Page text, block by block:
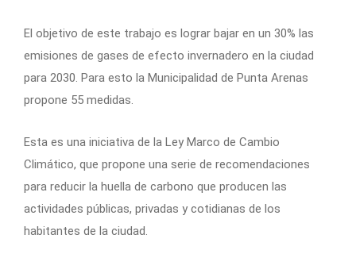
El objetivo de este trabajo es lograr bajar en un 30% las
emisiones de gases de efecto invernadero en la ciudad
para 2030. Para esto la Municipalidad de Punta Arenas
propone 55 medidas.
Esta es una iniciativa de la Ley Marco de Cambio
Climático, que propone una serie de recomendaciones
para reducir la huella de carbono que producen las
actividades públicas, privadas y cotidianas de los
habitantes de la ciudad.